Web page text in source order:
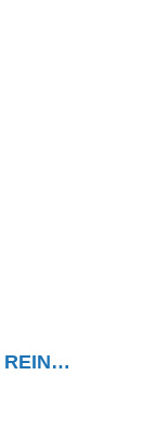
[Entrevista] A REINSERÇÃO SOCIAL PARA O DEPENDENTE QUÍMICO E A SUA FAMÍLIA